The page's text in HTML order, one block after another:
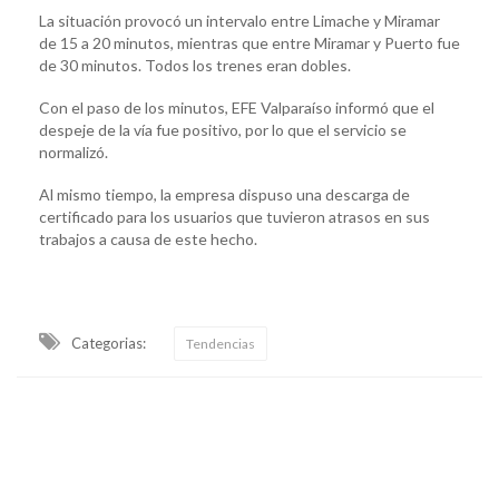
La situación provocó un intervalo entre Limache y Miramar
de 15 a 20 minutos, mientras que entre Miramar y Puerto fue
de 30 minutos. Todos los trenes eran dobles.
Con el paso de los minutos, EFE Valparaíso informó que el
despeje de la vía fue positivo, por lo que el servicio se
normalizó.
Al mismo tiempo, la empresa dispuso una descarga de
certificado para los usuarios que tuvieron atrasos en sus
trabajos a causa de este hecho.
Categorias: Tendencias